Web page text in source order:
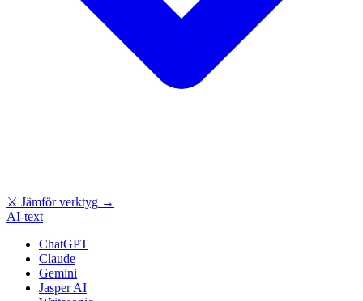
⚔ Jämför verktyg →
AI-text
ChatGPT
Claude
Gemini
Jasper AI